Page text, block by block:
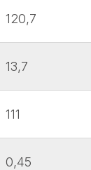
120,7
13,7
111
0,45